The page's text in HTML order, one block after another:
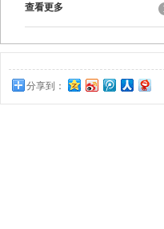
查看更多
分享到：